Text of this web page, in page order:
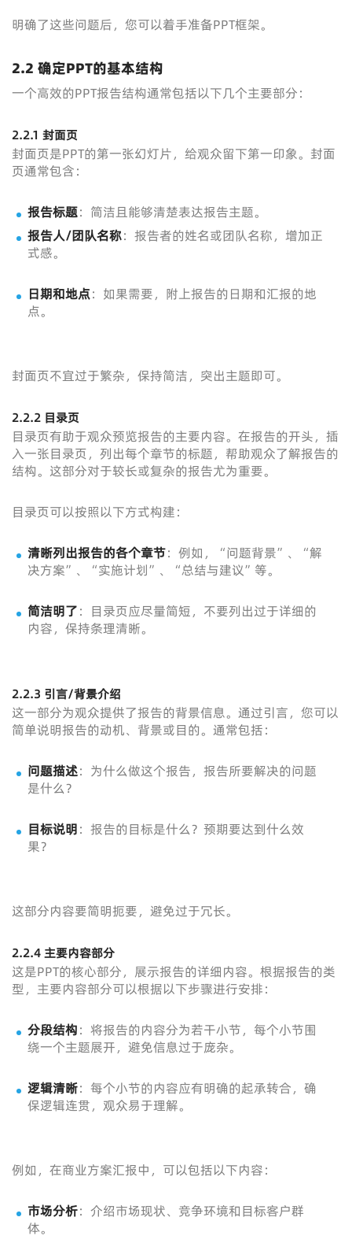
明确了这些问题后，您可以着手准备PPT框架。
2.2 确定PPT的基本结构
一个高效的PPT报告结构通常包括以下几个主要部分：
2.2.1 封面页
封面页是PPT的第一张幻灯片，给观众留下第一印象。封面
页通常包含：
报告标题：简洁且能够清楚表达报告主题。
报告人/团队名称：报告者的姓名或团队名称，增加正
式感。
日期和地点：如果需要，附上报告的日期和汇报的地
点。
封面页不宜过于繁杂，保持简洁，突出主题即可。
2.2.2 目录页
目录页有助于观众预览报告的主要内容。在报告的开头，插
入一张目录页，列出每个章节的标题，帮助观众了解报告的
结构。这部分对于较长或复杂的报告尤为重要。
目录页可以按照以下方式构建：
清晰列出报告的各个章节：例如，“问题背景”、“解
决方案”、“实施计划”、“总结与建议”等。
简洁明了：目录页应尽量简短，不要列出过于详细的
内容，保持条理清晰。
2.2.3 引言/背景介绍
这一部分为观众提供了报告的背景信息。通过引言，您可以
简单说明报告的动机、背景或目的。通常包括：
问题描述：为什么做这个报告，报告所要解决的问题
是什么？
目标说明：报告的目标是什么？预期要达到什么效
果？
这部分内容要简明扼要，避免过于冗长。
2.2.4 主要内容部分
这是PPT的核心部分，展示报告的详细内容。根据报告的类
型，主要内容部分可以根据以下步骤进行安排：
分段结构：将报告的内容分为若干小节，每个小节围
绕一个主题展开，避免信息过于庞杂。
逻辑清晰：每个小节的内容应有明确的起承转合，确
保逻辑连贯，观众易于理解。
例如，在商业方案汇报中，可以包括以下内容：
市场分析：介绍市场现状、竞争环境和目标客户群
体。